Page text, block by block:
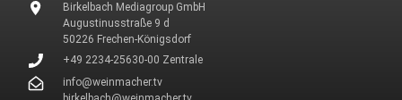
Birkelbach Mediagroup GmbH
Augustinusstraße 9 d
50226 Frechen-Königsdorf
+49 2234-25630-00 Zentrale
info@weinmacher.tv